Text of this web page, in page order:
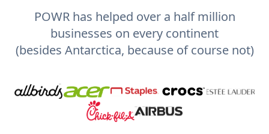
POWR has helped over a half million
businesses on every continent
(besides Antarctica, because of course not)